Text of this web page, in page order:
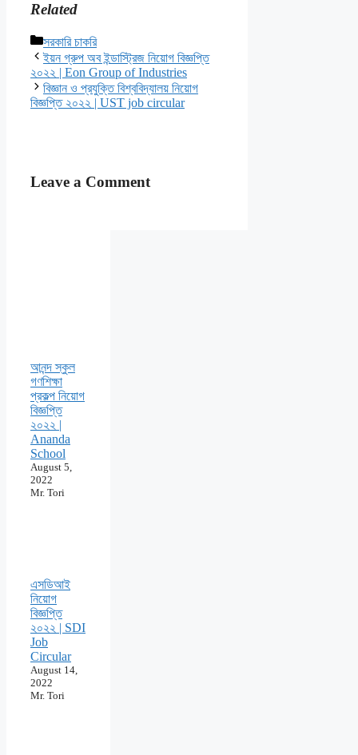
Related
Categories
সরকারি চাকরি
ইয়ন গ্রুপ অব ইন্ডাস্ট্রিজ নিয়োগ বিজ্ঞপ্তি
২০২২ | Eon Group of Industries
বিজ্ঞান ও প্রযুক্তি বিশ্ববিদ্যালয় নিয়োগ
বিজ্ঞপ্তি ২০২২ | UST job circular
Leave a Comment
আনন্দ স্কুল
গণশিক্ষা
প্রকল্প নিয়োগ
বিজ্ঞপ্তি
২০২২ |
Ananda
School
August 5,
2022
Mr. Tori
এসডিআই
নিয়োগ
বিজ্ঞপ্তি
২০২২ | SDI
Job
Circular
August 14,
2022
Mr. Tori